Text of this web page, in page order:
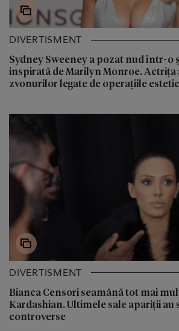
DIVERTISMENT
Sydney Sweeney a pozat nud într-o
inspirată de Marilyn Monroe. Actrița
zvonurilor legate de operațiile
DIVERTISMENT
Bianca Censori seamănă tot mai
Kardashian. Ultimele sale apariții au
controverse